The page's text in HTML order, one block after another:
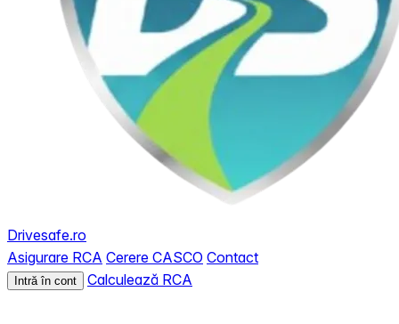
Drivesafe.ro
Asigurare RCA Cerere CASCO Contact
Intră în cont Calculează RCA